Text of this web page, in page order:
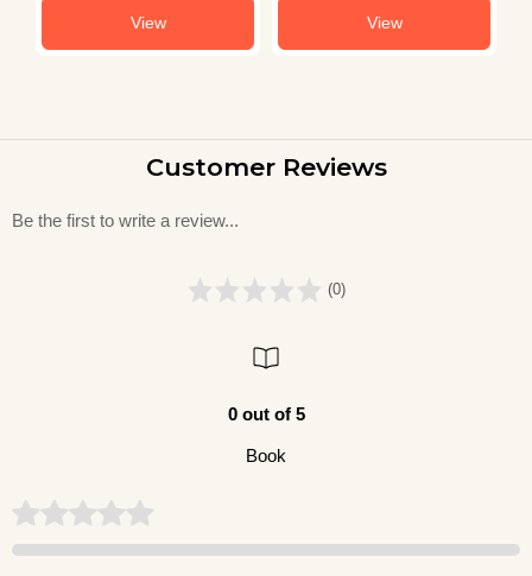
View View
Customer Reviews
Be the first to write a review...
(0)
0 out of 5
Book